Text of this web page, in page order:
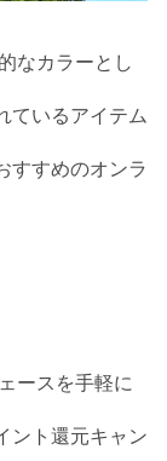
なカラーとし
ているアイテム
すすめのオンラ
ースを手軽に
ント還元キャン